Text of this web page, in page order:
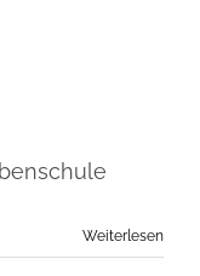
Weiterlesen